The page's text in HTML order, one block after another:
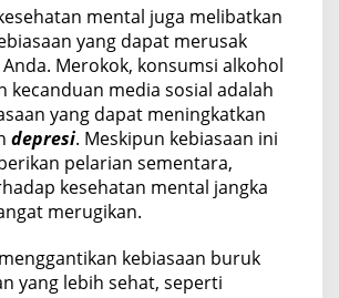
mental juga melibatkan
yang dapat merusak
Merokok, konsumsi alkohol
kecanduan media sosial adalah
yang dapat meningkatkan
depresi. Meskipun kebiasaan ini
pelarian sementara,
kesehatan mental jangka
merugikan.
kebiasaan buruk
yang lebih sehat, seperti